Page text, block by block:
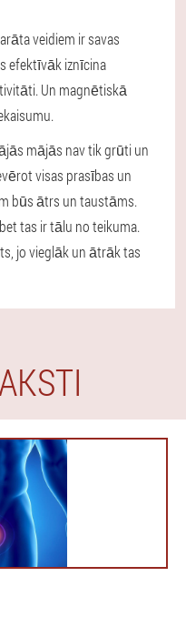
veidiem ir savas
efektīvāk iznīcina
Un magnētiskā
mājās nav tik grūti un
visas prasības un
būs ātrs un taustāms.
tas ir tālu no teikuma.
jo vieglāk un ātrāk tas